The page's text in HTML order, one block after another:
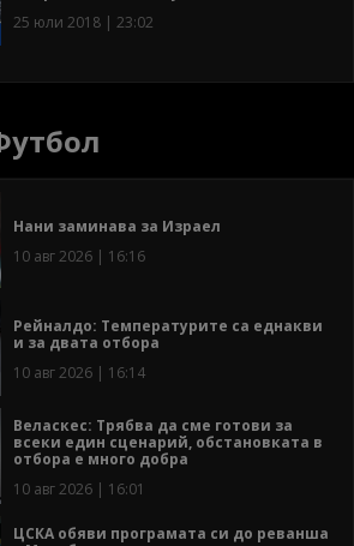
25 юли 2018 | 23:02
Нани заминава за Израел
10 авг 2026 | 16:16
Рейналдо: Температурите са еднакви
и за двата отбора
10 авг 2026 | 16:14
Веласкес: Трябва да сме готови за
всеки един сценарий, обстановката в
отбора е много добра
10 авг 2026 | 16:01
ЦСКА обяви програмата си до реванша